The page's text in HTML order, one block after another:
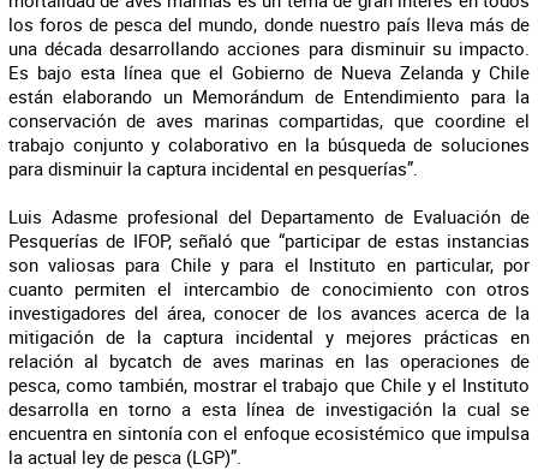
los foros de pesca del mundo, donde nuestro país lleva más de
una década desarrollando acciones para disminuir su impacto.
Es bajo esta línea que el Gobierno de Nueva Zelanda y Chile
están elaborando un Memorándum de Entendimiento para la
conservación de aves marinas compartidas, que coordine el
trabajo conjunto y colaborativo en la búsqueda de soluciones
para disminuir la captura incidental en pesquerías”.
Luis Adasme profesional del Departamento de Evaluación de
Pesquerías de IFOP, señaló que “participar de estas instancias
son valiosas para Chile y para el Instituto en particular, por
cuanto permiten el intercambio de conocimiento con otros
investigadores del área, conocer de los avances acerca de la
mitigación de la captura incidental y mejores prácticas en
relación al bycatch de aves marinas en las operaciones de
pesca, como también, mostrar el trabajo que Chile y el Instituto
desarrolla en torno a esta línea de investigación la cual se
encuentra en sintonía con el enfoque ecosistémico que impulsa
la actual ley de pesca (LGP)”.